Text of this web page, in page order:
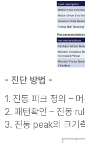
- 진단 방법 -
1. 진동 피크 정의 –
2. 패턴확인 – 진동
3. 진동 peak의 크기